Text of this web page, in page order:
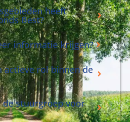
heeft
Best?
informatie krijgen?
actieve rol binnen de
stuurgroep voor